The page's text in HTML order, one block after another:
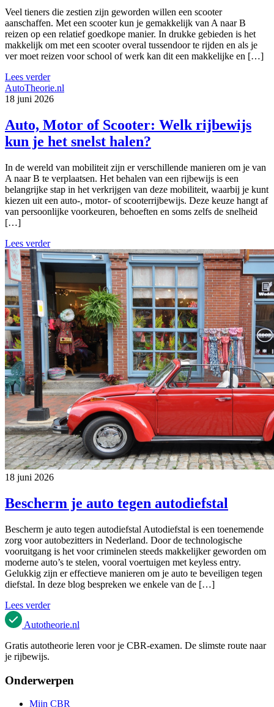
Veel tieners die zestien zijn geworden willen een scooter
aanschaffen. Met een scooter kun je gemakkelijk van A naar B
reizen op een relatief goedkope manier. In drukke gebieden is het
makkelijk om met een scooter overal tussendoor te rijden en als je
ver moet reizen voor school of werk kan dit een makkelijke en […]
Lees verder
AutoTheorie.nl
18 juni 2026
Auto, Motor of Scooter: Welk rijbewijs
kun je het snelst halen?
In de wereld van mobiliteit zijn er verschillende manieren om je van
A naar B te verplaatsen. Het behalen van een rijbewijs is een
belangrijke stap in het verkrijgen van deze mobiliteit, waarbij je kunt
kiezen uit een auto-, motor- of scooterrijbewijs. Deze keuze hangt af
van persoonlijke voorkeuren, behoeften en soms zelfs de snelheid
[…]
Lees verder
18 juni 2026
Bescherm je auto tegen autodiefstal
Bescherm je auto tegen autodiefstal Autodiefstal is een toenemende
zorg voor autobezitters in Nederland. Door de technologische
vooruitgang is het voor criminelen steeds makkelijker geworden om
moderne auto’s te stelen, vooral voertuigen met keyless entry.
Gelukkig zijn er effectieve manieren om je auto te beveiligen tegen
diefstal. In deze blog bespreken we enkele van de […]
Lees verder
Autotheorie.nl
Gratis autotheorie leren voor je CBR-examen. De slimste route naar
je rijbewijs.
Onderwerpen
Mijn CBR